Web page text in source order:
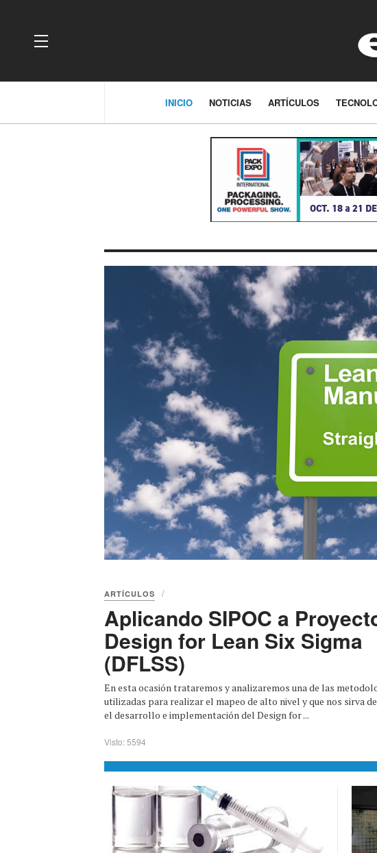
OFF CANVAS
INICIO NOTICIAS ARTÍCULOS
ARTÍCULOS
Aplicando SIPOC a
Design for Lean Six Sigma
(DFLSS)
En esta ocasión trataremos y analizaremos una de las
utilizadas para realizar el mapeo de alto nivel y que nos sirva
el desarrollo e implementación del Design for ...
Visto: 5594